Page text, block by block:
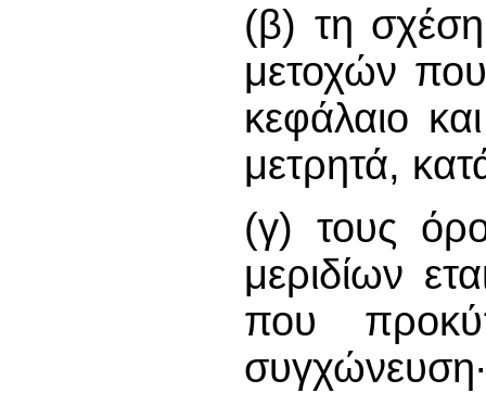
(β) τη
μετοχών
κεφάλαιο
μετρητά,
(γ) τους
μεριδίων
που
συγχώνευση∙